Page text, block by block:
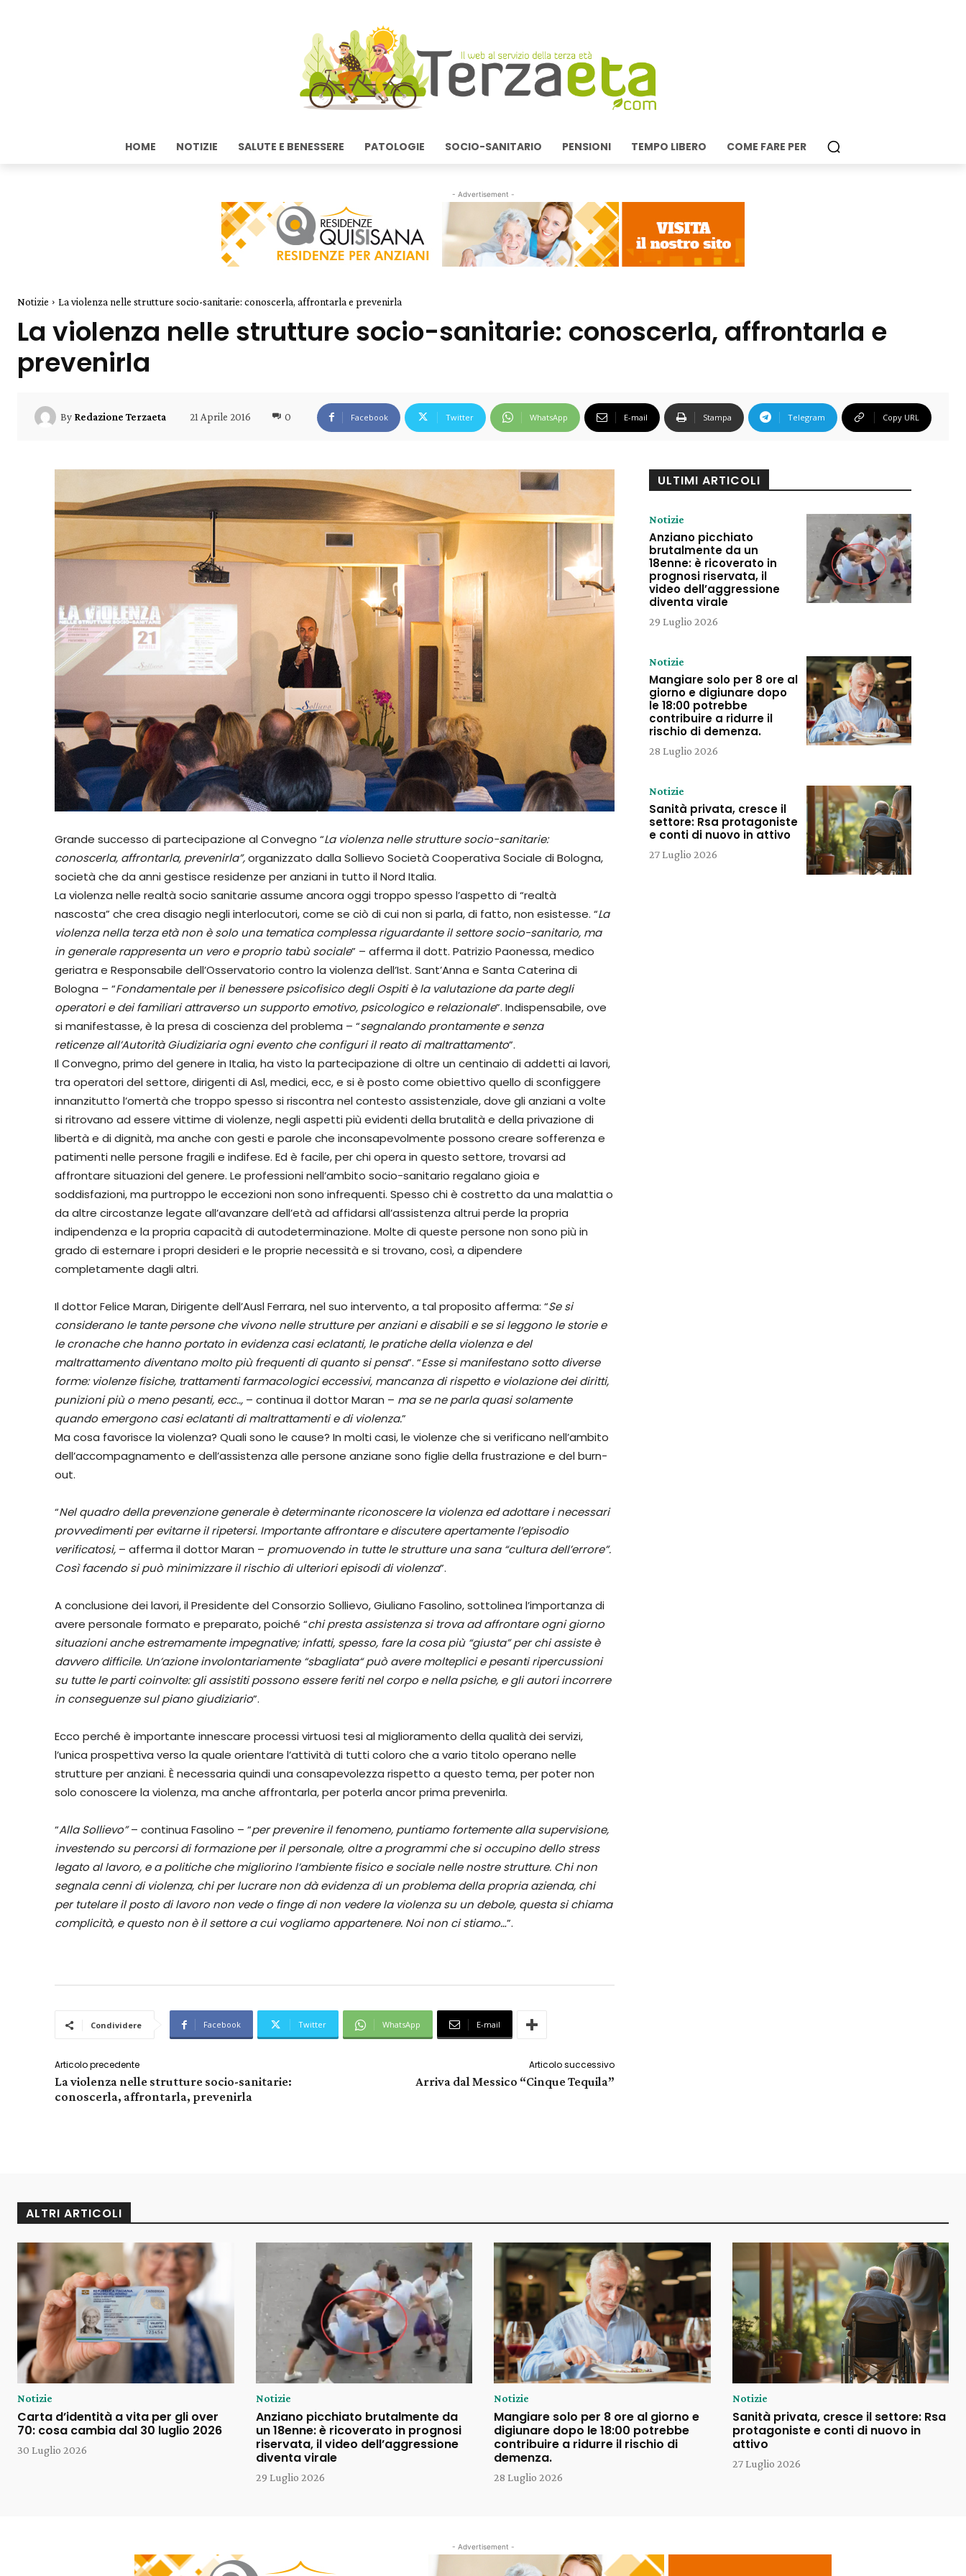
HOME NOTIZIE SALUTE E BENESSERE PATOLOGIE SOCIO-SANITARIO PENSIONI TEMPO LIBERO COME FARE PER
- Advertisement -
Notizie La violenza nelle strutture socio-sanitarie: conoscerla, affrontarla e prevenirla
La violenza nelle strutture socio-sanitarie: conoscerla, affrontarla e
prevenirla
By Redazione Terzaeta 21 Aprile 2016 0 Facebook Twitter WhatsApp E-mail Stampa Telegram Copy URL
Grande successo di partecipazione al Convegno “La violenza nelle strutture socio-sanitarie:
conoscerla, affrontarla, prevenirla”,organizzato dalla Sollievo Società Cooperativa Sociale di Bologna,
società che da anni gestisce residenze per anziani in tutto il Nord Italia.
La violenza nelle realtà socio sanitarie assume ancora oggi troppo spesso l’aspetto di “realtà
nascosta” che crea disagio negli interlocutori, come se ciò di cui non si parla, di fatto, non esistesse. “La
violenza nella terza età non è solo una tematica complessa riguardante il settore socio-sanitario, ma
in generale rappresenta un vero e proprio tabù sociale” – afferma il dott. Patrizio Paonessa, medico
geriatra e Responsabile dell’Osservatorio contro la violenza dell’Ist. Sant’Anna e Santa Caterina di
Bologna – “Fondamentale per il benessere psicofisico degli Ospiti è la valutazione da parte degli
operatori e dei familiari attraverso un supporto emotivo, psicologico e relazionale”. Indispensabile, ove
si manifestasse, è la presa di coscienza del problema – “segnalandoprontamentee senza
reticenzeall’Autorità Giudiziariaogni evento che configuri il reato di maltrattamento”.
Il Convegno, primo del genere in Italia, ha visto la partecipazione di oltre un centinaio di addetti ai lavori,
tra operatori del settore, dirigenti di Asl, medici, ecc, e si è posto come obiettivo quello di sconfiggere
innanzitutto l’omertà che troppo spesso si riscontra nel contesto assistenziale, dove gli anziani a volte
si ritrovano ad essere vittime di violenze, negli aspetti più evidenti della brutalità e della privazione di
libertà e di dignità, ma anche con gesti e parole che inconsapevolmente possono creare sofferenza e
patimenti nelle persone fragili e indifese. Ed è facile, per chi opera in questo settore, trovarsi ad
affrontare situazioni del genere. Le professioni nell’ambito socio-sanitario regalano gioia e
soddisfazioni, ma purtroppo le eccezioni non sono infrequenti. Spesso chi è costretto da una malattia o
da altre circostanze legate all’avanzare dell’età ad affidarsi all’assistenza altrui perde la propria
indipendenza e la propria capacità di autodeterminazione. Molte di queste persone non sono più in
grado di esternare i propri desideri e le proprie necessità e si trovano, così, a dipendere
completamente dagli altri.
Il dottor Felice Maran, Dirigente dell’Ausl Ferrara, nel suo intervento, a tal proposito afferma: “Se si
considerano le tante persone che vivono nelle strutture per anziani e disabili e se si leggono le storie e
le cronache che hanno portato in evidenza casi eclatanti, le pratiche della violenza e del
maltrattamento diventano molto più frequenti di quanto si pensa”. “Esse si manifestano sotto diverse
forme: violenze fisiche, trattamenti farmacologici eccessivi, mancanza di rispetto e violazione dei diritti,
punizioni più o meno pesanti, ecc.., – continua il dottor Maran – ma se ne parla quasi solamente
quando emergono casi eclatanti di maltrattamenti e di violenza.”
Ma cosa favorisce la violenza? Quali sono le cause? In molti casi, le violenze che si verificano nell’ambito
dell’accompagnamento e dell’assistenza alle persone anziane sono figlie della frustrazione e del burn-
out.
“Nel quadro della prevenzione generale è determinantericonoscere la violenza ed adottare i necessari
provvedimenti per evitarne il ripetersi. Importante affrontare e discutere apertamente l’episodio
verificatosi, – afferma il dottor Maran – promuovendo in tutte le strutture una sana “cultura dell’errore”.
Così facendo si può minimizzare il rischio di ulteriori episodi di violenza”.
A conclusione dei lavori, il Presidente del Consorzio Sollievo, Giuliano Fasolino, sottolinea l’importanza di
avere personale formato e preparato, poiché “chi presta assistenza si trova ad affrontare ogni giorno
situazioni anche estremamente impegnative; infatti, spesso, fare la cosa più “giusta” per chi assiste è
davvero difficile. Un’azione involontariamente “sbagliata“ può avere molteplici e pesanti ripercussioni
su tutte le parti coinvolte: gli assistiti possono essere feriti nel corpo e nella psiche, e gli autori incorrere
in conseguenze sul piano giudiziario”.
Ecco perché è importante innescare processi virtuosi tesi al miglioramento della qualità dei servizi,
l’unica prospettiva verso la quale orientare l’attività di tutti coloro che a vario titolo operano nelle
strutture per anziani. È necessaria quindi una consapevolezza rispetto a questo tema, per poter non
solo conoscere la violenza, ma anche affrontarla, per poterla ancor prima prevenirla.
“Alla Sollievo”– continua Fasolino – “per prevenire il fenomeno, puntiamo fortemente alla supervisione,
investendo su percorsi di formazione per il personale, oltre aprogrammi che si occupino dello stress
legato al lavoro, e a politiche che migliorino l’ambiente fisico e sociale nelle nostre strutture. Chi non
segnala cenni di violenza, chi per lucrare non dà evidenza di un problema della propria azienda, chi
per tutelare il posto di lavoro non vede o finge di non vedere la violenza su un debole, questa si chiama
complicità, e questo non è il settore a cui vogliamo appartenere. Noi non ci stiamo…”.
Condividere Facebook Twitter WhatsApp E-mail
Articolo precedente
La violenza nelle strutture socio-sanitarie:
conoscerla, affrontarla, prevenirla
Articolo successivo
Arriva dal Messico “Cinque Tequila”
ULTIMI ARTICOLI
Notizie
Anziano picchiato
brutalmente da un
18enne: è ricoverato in
prognosi riservata, il
video dell’aggressione
diventa virale
29 Luglio 2026
Notizie
Mangiare solo per 8 ore al
giorno e digiunare dopo
le 18:00 potrebbe
contribuire a ridurre il
rischio di demenza.
28 Luglio 2026
Notizie
Sanità privata, cresce il
settore: Rsa protagoniste
e conti di nuovo in attivo
27 Luglio 2026
ALTRI ARTICOLI
Notizie
Carta d’identità a vita per gli over
70: cosa cambia dal 30 luglio 2026
30 Luglio 2026
Notizie
Anziano picchiato brutalmente da
un 18enne: è ricoverato in prognosi
riservata, il video dell’aggressione
diventa virale
29 Luglio 2026
Notizie
Mangiare solo per 8 ore al giorno e
digiunare dopo le 18:00 potrebbe
contribuire a ridurre il rischio di
demenza.
28 Luglio 2026
Notizie
Sanità privata, cresce il settore: Rsa
protagoniste e conti di nuovo in
attivo
27 Luglio 2026
- Advertisement -